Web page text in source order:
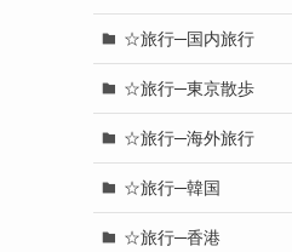
☆旅行─国内旅行
☆旅行─東京散歩
☆旅行─海外旅行
☆旅行─韓国
☆旅行─香港